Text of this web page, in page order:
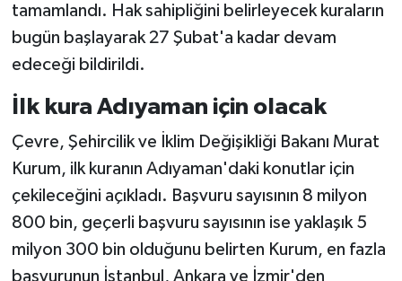
tamamlandı. Hak sahipliğini belirleyecek kuraların
bugün başlayarak 27 Şubat'a kadar devam
edeceği bildirildi.
İlk kura Adıyaman için olacak
Çevre, Şehircilik ve İklim Değişikliği Bakanı Murat
Kurum, ilk kuranın Adıyaman'daki konutlar için
çekileceğini açıkladı. Başvuru sayısının 8 milyon
800 bin, geçerli başvuru sayısının ise yaklaşık 5
milyon 300 bin olduğunu belirten Kurum, en fazla
başvurunun İstanbul, Ankara ve İzmir'den
Yerel